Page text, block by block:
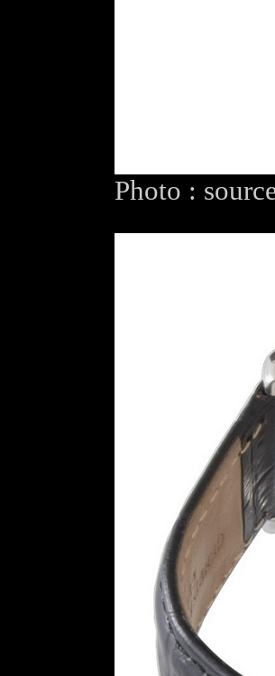
Photo :